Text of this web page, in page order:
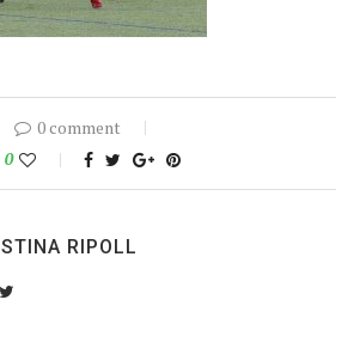
0 comment
0
RIPOLL